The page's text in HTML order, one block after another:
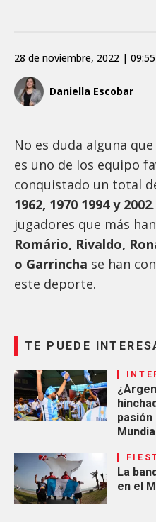
Daniella Escobar
28 de noviembre, 2022 |
No es duda alguna que
es uno de los equipo
conquistado un total
1962, 1970 1994 y 2002
jugadores que más
Romário, Rivaldo,
o Garrincha se han
este deporte.
TE PUEDE
La
en el